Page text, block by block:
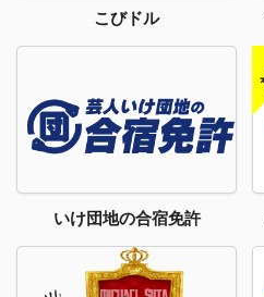
こびドル
いけ団地の合宿免許